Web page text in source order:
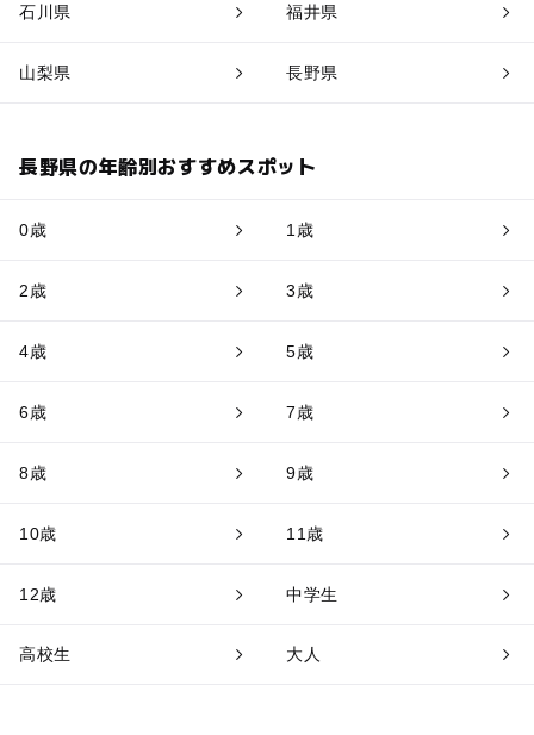
石川県 福井県
山梨県 長野県
長野県の年齢別おすすめスポット
0歳 1歳
2歳 3歳
4歳 5歳
6歳 7歳
8歳 9歳
10歳 11歳
12歳 中学生
高校生 大人